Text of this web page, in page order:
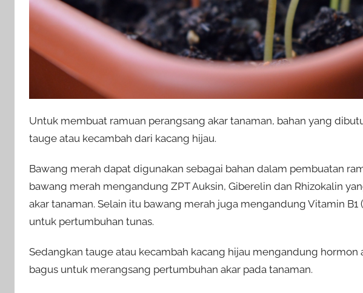
Untuk membuat ramuan perangsang akar tanaman, bahan yang
tauge atau kecambah dari kacang hijau.
Bawang merah dapat digunakan sebagai bahan dalam pembuatan
bawang merah mengandung ZPT Auksin, Giberelin dan Rhizokalin
akar tanaman. Selain itu bawang merah juga mengandung Vitamin
untuk pertumbuhan tunas.
Sedangkan tauge atau kecambah kacang hijau mengandung
bagus untuk merangsang pertumbuhan akar pada tanaman.